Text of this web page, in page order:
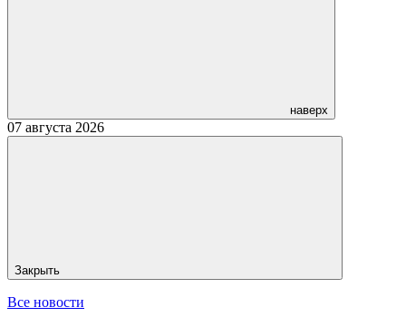
наверх
07 августа 2026
Закрыть
Все новости